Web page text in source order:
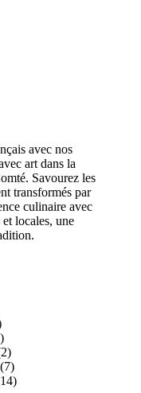
avec nos
art dans la
Savourez les
transformés par
culinaire avec
locales, une
2
7
14